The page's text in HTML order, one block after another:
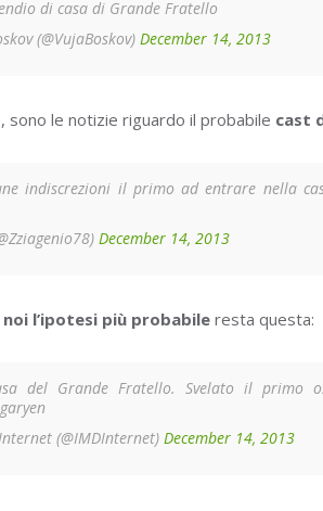
di casa di Grande Fratello
(@VujaBoskov) December 14, 2013
sono le notizie riguardo il probabile cast
indiscrezioni il primo ad entrare nella
December 14, 2013
l’ipotesi più probabile resta questa:
del Grande Fratello. Svelato il primo
(@IMDInternet) December 14, 2013